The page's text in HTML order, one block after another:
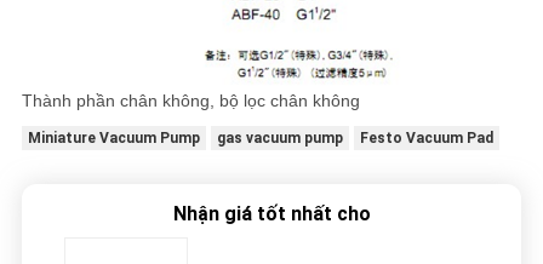
Thành phần chân không, bộ lọc chân không
Miniature Vacuum Pump gas vacuum pump Festo Vacuum Pad
Nhận giá tốt nhất cho